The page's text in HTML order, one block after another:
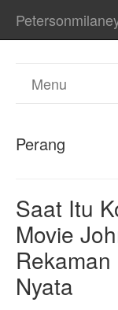
Menu
Perang
Saat Itu
Movie
Nyata